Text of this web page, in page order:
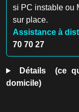
si PC instable ou
sur place.
Assistance à
70 70 27
Détails (ce
domicile)